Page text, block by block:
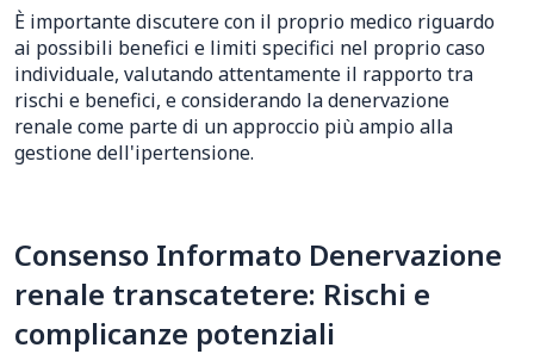
È importante discutere con il proprio medico riguardo
ai possibili benefici e limiti specifici nel proprio caso
individuale, valutando attentamente il rapporto tra
rischi e benefici, e considerando la denervazione
renale come parte di un approccio più ampio alla
gestione dell'ipertensione.
Consenso Informato Denervazione
renale transcatetere: Rischi e
complicanze potenziali